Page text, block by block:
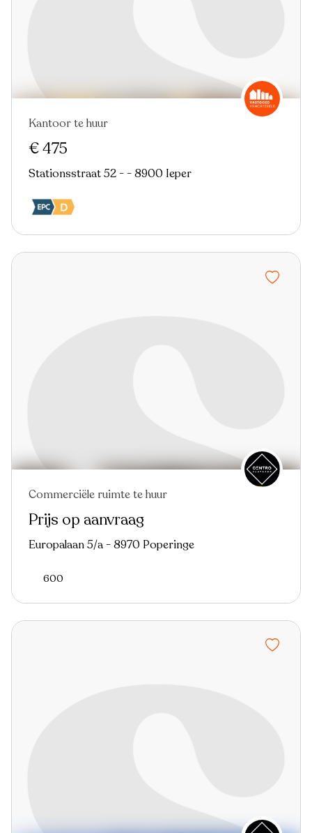
Kantoor te huur
€ 475
Stationsstraat 52 - - 8900 Ieper
Commerciële ruimte te huur
Prijs op aanvraag
Europalaan 5/a - 8970 Poperinge
600